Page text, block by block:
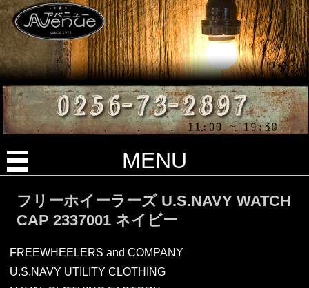
MENU
フリーホイーラーズ U.S.NAVY WATCH
CAP 2337001 ネイビー
FREEWHEELERS and COMPANY
U.S.NAVY UTILITY CLOTHING